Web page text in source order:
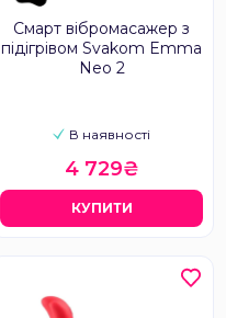
Смарт вібромасажер з
підігрівом Svakom Emma
Neo 2
В наявності
4 729₴
КУПИТИ